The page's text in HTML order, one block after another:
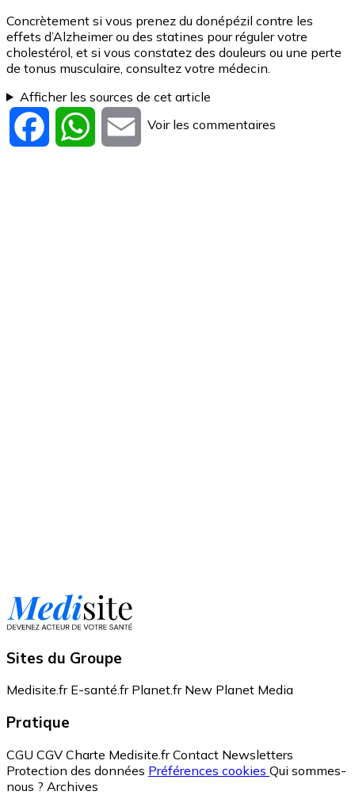
Concrètement si vous prenez du donépézil contre les
effets d’Alzheimer ou des statines pour réguler votre
cholestérol, et si vous constatez des douleurs ou une perte
de tonus musculaire, consultez votre médecin.
Afficher les sources de cet article
Facebook WhatsApp
Email
Voir les commentaires
Sites du Groupe
Medisite.fr E-santé.fr Planet.fr New Planet Media
Pratique
CGU CGV Charte Medisite.fr Contact Newsletters
Protection des données Préférences cookies Qui sommes-
nous ? Archives